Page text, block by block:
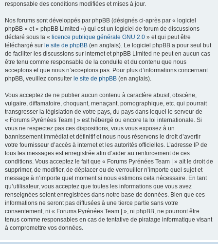
responsable des conditions modifiées et mises à jour.
Nos forums sont développés par phpBB (désignés ci-après par « logiciel
phpBB » et « phpBB Limited ») qui est un logiciel de forum de discussions
déclaré sous la « licence publique générale GNU 2.0 » et qui peut être
téléchargé sur le site de phpBB (en anglais). Le logiciel phpBB a pour seul but
de faciliter les discussions sur internet et phpBB Limited ne peut en aucun cas
être tenu comme responsable de la conduite et du contenu que nous
acceptons et que nous n’acceptons pas. Pour plus d’informations concernant
phpBB, veuillez consulter le site de phpBB (en anglais).
Vous acceptez de ne publier aucun contenu à caractère abusif, obscène,
vulgaire, diffamatoire, choquant, menaçant, pornographique, etc. qui pourrait
transgresser la législation de votre pays, du pays dans lequel le serveur de
« Forums Pyrénées Team | » est hébergé ou encore la loi internationale. Si
vous ne respectez pas ces dispositions, vous vous exposez à un
bannissement immédiat et définitif et nous nous réservons le droit d’avertir
votre fournisseur d’accès à internet et les autorités officielles. L’adresse IP de
tous les messages est enregistrée afin d’aider au renforcement de ces
conditions. Vous acceptez le fait que « Forums Pyrénées Team | » ait le droit de
supprimer, de modifier, de déplacer ou de verrouiller n’importe quel sujet et
message à n’importe quel moment si nous estimons cela nécessaire. En tant
qu’utilisateur, vous acceptez que toutes les informations que vous avez
renseignées soient enregistrées dans notre base de données. Bien que ces
informations ne seront pas diffusées à une tierce partie sans votre
consentement, ni « Forums Pyrénées Team | », ni phpBB, ne pourront être
tenus comme responsables en cas de tentative de piratage informatique visant
à compromettre vos données.